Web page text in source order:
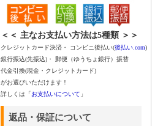
＜＜ 主なお支払い方法は5種類 ＞＞
クレジットカード決済・ コンビニ後払い(後払い.com)
銀行振込(先振込)・ 郵便（ゆうちょ銀行）振替
代金引換(現金・クレジットカード)
がお選びいただけます！
詳しくは「お支払いについて 」
返品・保証について